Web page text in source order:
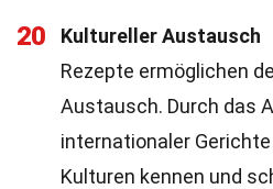
20
Kultureller Austausch
Rezepte ermöglichen
Austausch. Durch das
internationaler
Kulturen kennen und